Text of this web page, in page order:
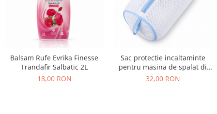
Balsam Rufe Evrika Finesse
Trandafir Salbatic 2L
18,00 RON
Sac protectie incaltaminte
pentru masina de spalat di
Marisa 23x38 cm
32,00 RON